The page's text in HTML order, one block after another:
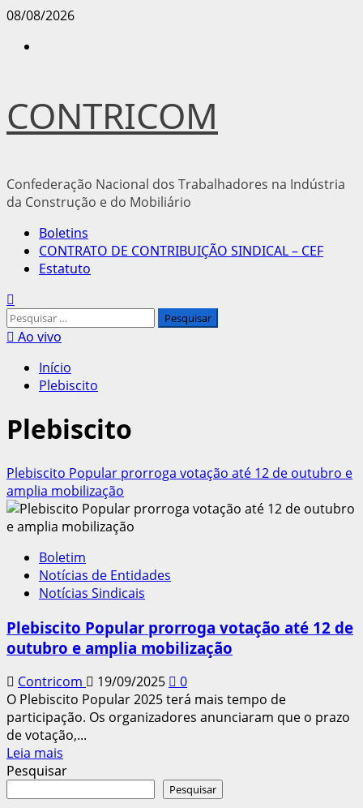
Avançar
08/08/2026
CONTRICOM
Confederação Nacional dos Trabalhadores na Indústria
da Construção e do Mobiliário
Menu
principal
Boletins
CONTRATO DE CONTRIBUIÇÃO SINDICAL – CEF
Estatuto
Pesquisar
por:Ao vivo
Início
Plebiscito
Plebiscito
Plebiscito Popular prorroga votação até 12 de outubro e
amplia mobilização
Boletim
Notícias de Entidades
Notícias Sindicais
Plebiscito Popular prorroga votação até 12 de
outubro e amplia mobilização
Contricom 19/09/2025
0
O Plebiscito Popular 2025 terá mais tempo de
participação. Os organizadores anunciaram que o prazo
de votação,...
Leia mais
mais
Pesquisar
Pesquisar